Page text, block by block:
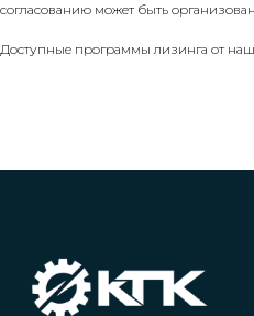
согласованию может быть
Доступные программы лизинга от